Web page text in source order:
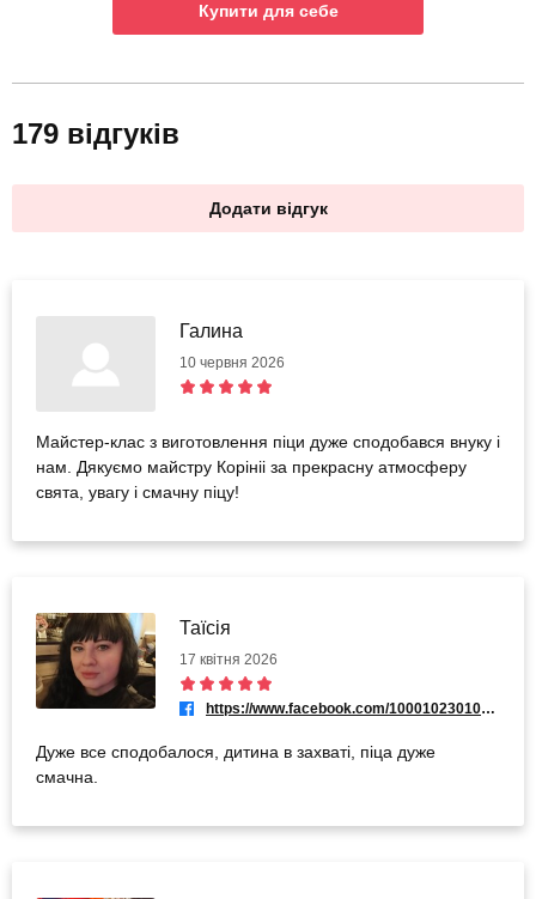
Купити для себе
179 відгуків
Додати відгук
Галина
10 червня 2026
Майстер-клас з виготовлення піци дуже сподобався внуку і
нам. Дякуємо майстру Корініі за прекрасну атмосферу
свята, увагу і смачну піцу!
Таїсія
17 квітня 2026
https://www.facebook.com/100010230105377
Дуже все сподобалося, дитина в захваті, піца дуже
смачна.